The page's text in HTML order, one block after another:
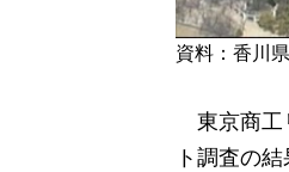
資料：香川
東京商工
ト調査の